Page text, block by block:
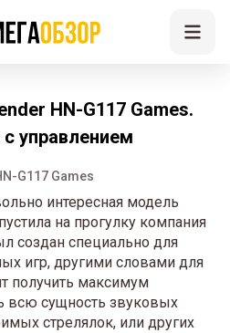
HN-G117 Games.
с управлением
G117 Games
интересная модель
на прогулку компания
создан специально для
игр, другими словами для
получить максимум
всю сущность звуковых
стрелялок, или других